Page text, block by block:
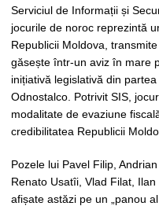
Serviciul de Informații și
jocurile de noroc reprezintă
Republicii Moldova, transmite
găsește într-un aviz în mare
inițiativă legislativă din
Odnostalco. Potrivit SIS,
modalitate de evaziune
credibilitatea Republicii
Pozele lui Pavel Filip,
Renato Usatîi, Vlad Filat,
afișate astăzi pe un „panou